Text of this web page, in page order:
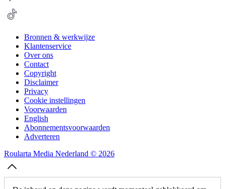
Bronnen & werkwijze
Klantenservice
Over ons
Contact
Copyright
Disclaimer
Privacy
Cookie instellingen
Voorwaarden
English
Abonnementsvoorwaarden
Adverteren
Roularta Media Nederland © 2026